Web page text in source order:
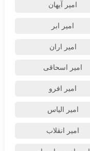
امیر آیهان
امیر ابر
امیر اران
امیر اسحاقی
امیر افرو
امیر الیاس
امیر انقلاب